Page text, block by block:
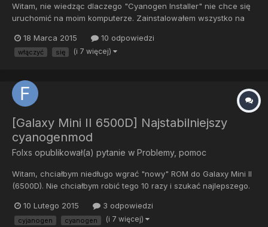
Witam, nie wiedząc dlaczego "Cyanogen Installer" nie chce się
uruchomić na moim komputerze. Zainstalowałem wszystko na
bez problemów ale przy próbie włączenia tego programu
wyskakuje błąd: " coś się popsuło, nie możemy uruchomić
18 Marca 2015 10 odpowiedzi
włączyć się (i 7 więcej)
[Galaxy Mini II 6500D] Najstabilniejszy
cyanogenmod
Folxs opublikował(a) pytanie w Problemy, pomoc
Witam, chciałbym niedługo wgrać "nowy" ROM do Galaxy Mini II
(6500D). Nie chciałbym robić tego 10 razy i szukać najlepszego.
taki jest) Ważne żeby WiFi i kamera działały bez problemów.
Jaka baza androida? Mnie osobiście 2.3.7 wystarczy...
10 Lutego 2015 3 odpowiedzi
cyjanogen cyanogen (i 7 więcej)